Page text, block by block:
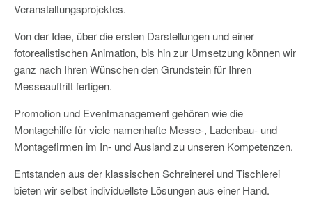
Veranstaltungsprojektes.
Von der Idee, über die ersten Darstellungen und einer
fotorealistischen Animation, bis hin zur Umsetzung können wir
ganz nach Ihren Wünschen den Grundstein für Ihren
Messeauftritt fertigen.
Promotion und Eventmanagement gehören wie die
Montagehilfe für viele namenhafte Messe-, Ladenbau- und
Montagefirmen im In- und Ausland zu unseren Kompetenzen.
Entstanden aus der klassischen Schreinerei und Tischlerei
bieten wir selbst individuellste Lösungen aus einer Hand.